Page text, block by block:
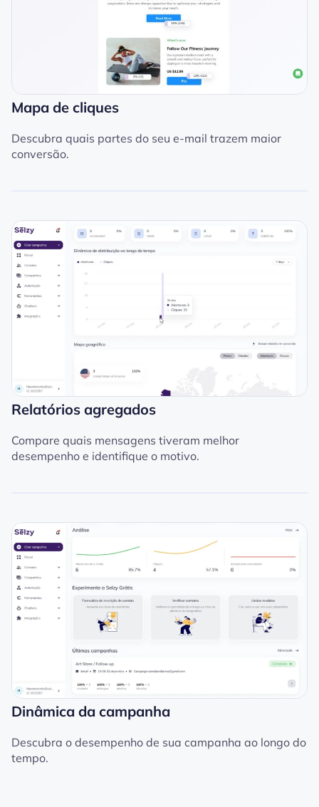
Mapa de cliques
Descubra quais partes do seu e-mail trazem maior
conversão.
Relatórios agregados
Compare quais mensagens tiveram melhor
desempenho e identifique o motivo.
Dinâmica da campanha
Descubra o desempenho de sua campanha ao longo do
tempo.